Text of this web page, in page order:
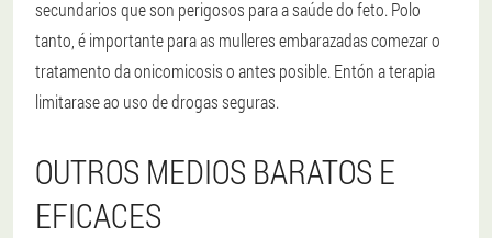
secundarios que son perigosos para a saúde do feto. Polo
tanto, é importante para as mulleres embarazadas comezar o
tratamento da onicomicosis o antes posible. Entón a terapia
limitarase ao uso de drogas seguras.
OUTROS MEDIOS BARATOS E
EFICACES